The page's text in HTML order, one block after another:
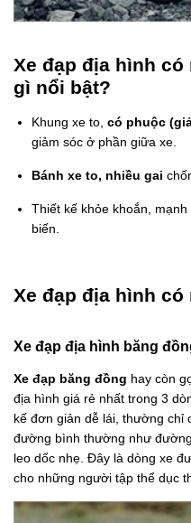
Xe đạp địa hình
gì nổi bật?
Khung xe to, có phuộc
giảm sóc ở phần giữa xe.
Bánh xe to, nhiều gai
Thiết kế khỏe khoắn,
biến.
Xe đạp địa hình
Xe đạp địa hình băng
Xe đạp băng đồng hay còn
địa hình giá rẻ nhất trong 3
kế đơn giản dễ lái, thường chỉ
đường bình thường như
leo dốc nhẹ. Đây là dòng xe
cho những người tập thể dục